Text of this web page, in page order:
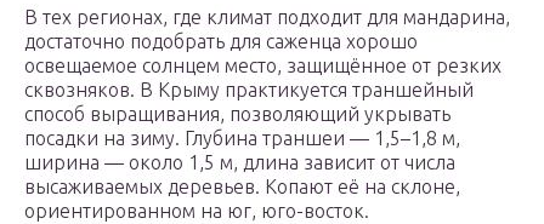
В тех регионах, где климат подходит для мандарина,
достаточно подобрать для саженца хорошо
освещаемое солнцем место, защищённое от резких
сквозняков. В Крыму практикуется траншейный
способ выращивания, позволяющий укрывать
посадки на зиму. Глубина траншеи — 1,5–1,8 м,
ширина — около 1,5 м, длина зависит от числа
высаживаемых деревьев. Копают её на склоне,
ориентированном на юг, юго-восток.